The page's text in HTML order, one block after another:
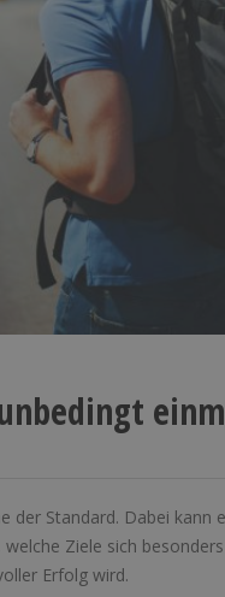
der Standard. Dabei kann
Ziele sich
Erfolg wird.